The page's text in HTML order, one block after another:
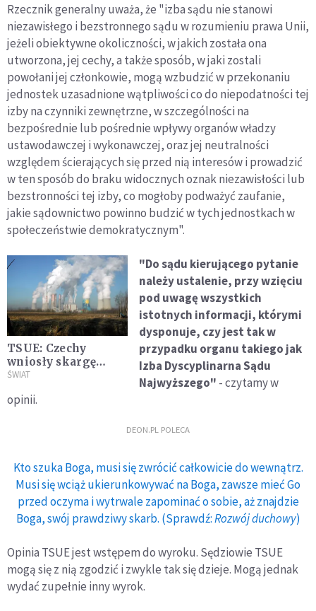
Rzecznik generalny uważa, że "izba sądu nie stanowi
niezawisłego i bezstronnego sądu w rozumieniu prawa Unii,
jeżeli obiektywne okoliczności, w jakich została ona
utworzona, jej cechy, a także sposób, w jaki zostali
powołani jej członkowie, mogą wzbudzić w przekonaniu
jednostek uzasadnione wątpliwości co do niepodatności tej
izby na czynniki zewnętrzne, w szczególności na
bezpośrednie lub pośrednie wpływy organów władzy
ustawodawczej i wykonawczej, oraz jej neutralności
względem ścierających się przed nią interesów i prowadzić
w ten sposób do braku widocznych oznak niezawisłości lub
bezstronności tej izby, co mogłoby podważyć zaufanie,
jakie sądownictwo powinno budzić w tych jednostkach w
społeczeństwie demokratycznym".
TSUE: Czechy
wniosły skargę
przeciwko Polsce
kopalni Turów
ŚWIAT
"Do sądu kierującego pytanie
należy ustalenie, przy wzięciu
pod uwagę wszystkich
istotnych informacji, którymi
dysponuje, czy jest tak w
przypadku organu takiego jak
Izba Dyscyplinarna Sądu
Najwyższego" - czytamy w
opinii.
DEON.PL POLECA
Kto szuka Boga, musi się zwrócić całkowicie do wewnątrz.
Musi się wciąż ukierunkowywać na Boga, zawsze mieć Go
przed oczyma i wytrwale zapominać o sobie, aż znajdzie
Boga, swój prawdziwy skarb. (Sprawdź:Rozwój duchowy)
Opinia TSUE jest wstępem do wyroku. Sędziowie TSUE
mogą się z nią zgodzić i zwykle tak się dzieje. Mogą jednak
wydać zupełnie inny wyrok.